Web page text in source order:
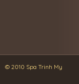
© 2010 Spa Trinh My